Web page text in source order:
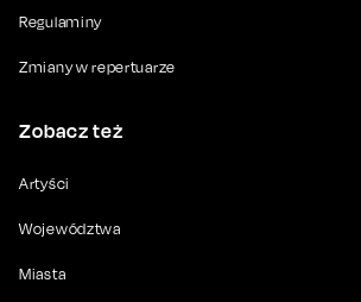
Regulaminy
Zmiany w repertuarze
Zobacz też
Artyści
Województwa
Miasta